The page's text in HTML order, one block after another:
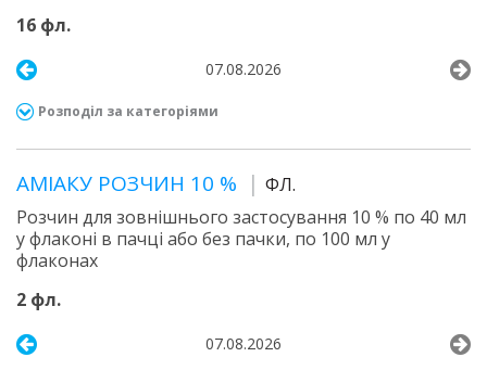
16 фл.
07.08.2026
Розподіл за категоріями
АМІАКУ РОЗЧИН 10 %
ФЛ.
Розчин для зовнішнього застосування 10 % по 40 мл
у флаконі в пачці або без пачки, по 100 мл у
флаконах
2 фл.
07.08.2026